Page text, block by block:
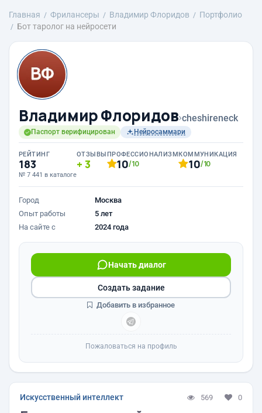
Главная Фрилансеры Владимир Флоридов
Портфолио
Бот таролог на нейросети
Владимир Флоридов›cheshireneck
Паспорт верифицирован Нейросаммари
РЕЙТИНГ
183
№ 7 441 в каталоге
ОТЗЫВЫ
3
ПРОФЕССИОНАЛИЗМ
10/10
КОММУНИКАЦИЯ
10/10
Город
Москва
Опыт работы
5 лет
На сайте с
2024 года
Начать диалог
Создать задание
Добавить в избранное
Пожаловаться на профиль
Искусственный интеллект 569 0